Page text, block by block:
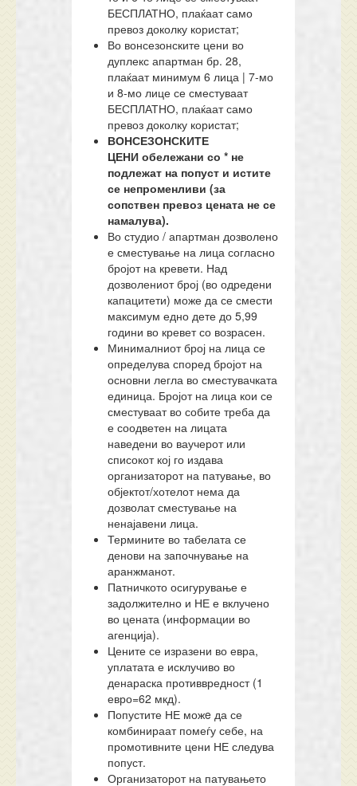
БЕСПЛАТНО, плаќаат само
превоз доколку користат;
Во вонсезонските цени во
дуплекс апартман бр. 28,
плаќаат минимум 6 лица | 7-мо
и 8-мо лице се сместуваат
БЕСПЛАТНО, плаќаат само
превоз доколку користат;
ВОНСЕЗОНСКИТЕ
ЦЕНИ обележани со * не
подлежат на попуст и истите
се непроменливи (за
сопствен превоз цената не се
намалува).
Во студио / апартман дозволено
е сместување на лица согласно
бројот на кревети. Над
дозволениот број (во одредени
капацитети) може да се смести
максимум едно дете до 5,99
години во кревет со возрасен.
Минималниот број на лица се
определува според бројот на
основни легла во сместувачката
единица. Бројот на лица кои се
сместуваат во собите треба да
е соодветен на лицата
наведени во ваучерот или
списокот кој го издава
организаторот на патување, во
објектот/хотелот нема да
дозволат сместување на
ненајавени лица.
Термините во табелата се
денови на започнување на
аранжманот.
Патничкото осигурување е
задолжително и НЕ е вклучено
во цената (информации во
агенција).
Цените се изразени во евра,
уплатата е исклучиво во
денараска противвредност (1
евро=62 мкд).
Попустите НЕ можe да се
комбинираат помеѓу себе, на
промотивните цени НЕ следува
попуст.
Организаторот на патувањето